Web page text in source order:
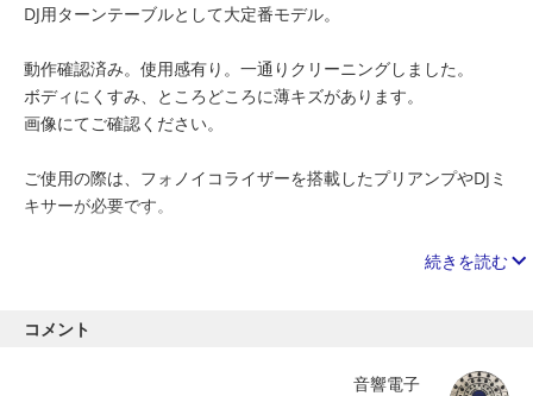
DJ用ターンテーブルとして大定番モデル。
動作確認済み。使用感有り。一通りクリーニングしました。
ボディにくすみ、ところどころに薄キズがあります。
画像にてご確認ください。
ご使用の際は、フォノイコライザーを搭載したプリアンプやDJミ
キサーが必要です。
続きを読む
コメント
音響電子